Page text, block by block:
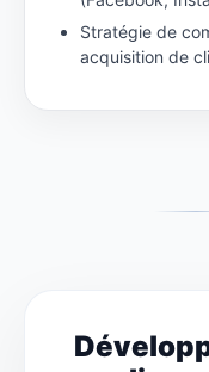
Stratégie de
acquisition de